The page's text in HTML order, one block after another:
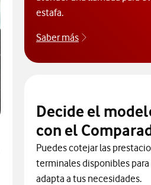
estafa.
Saber más
Decide el
con el
Puedes cotejar las
terminales disponibles
adapta a tus necesidades.